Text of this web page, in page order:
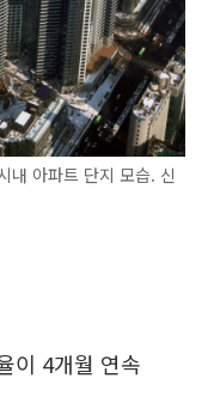
내 아파트 단지 모습. 신
이 4개월 연속